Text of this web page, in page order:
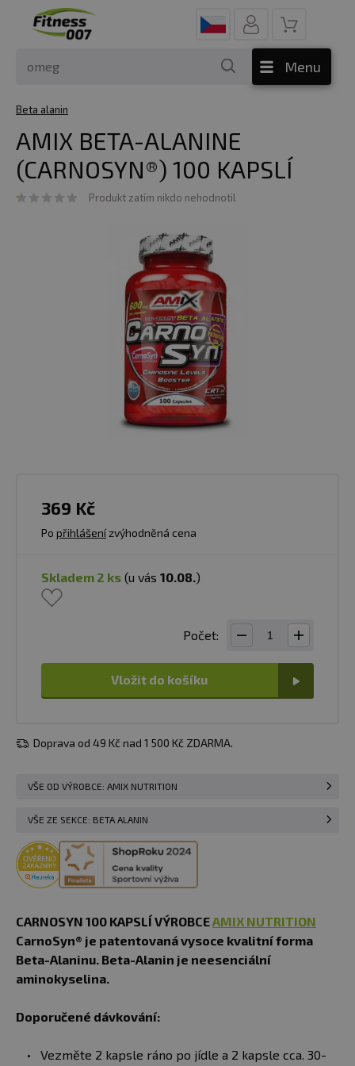
Menu
Beta alanin
AMIX BETA-ALANINE
(CARNOSYN®) 100 KAPSLÍ
Produkt zatím nikdo nehodnotil
369 Kč
Po přihlášenízvýhodněná cena
skladem 2 ks (u vás 10.08.)
Počet:
Vložit do košíku
Doprava od 49 Kč nad 1 500 Kč ZDARMA.
VŠE OD VÝROBCE: AMIX NUTRITION
VŠE ZE SEKCE: BETA ALANIN
CARNOSYN 100 KAPSLÍ VÝROBCEAMIX NUTRITION
CarnoSyn® je patentovaná vysoce kvalitní forma
Beta-Alaninu. Beta-Alanin je neesenciální
aminokyselina.
Doporučené dávkování:
Vezměte 2 kapsle ráno po jídle a 2 kapsle cca. 30-